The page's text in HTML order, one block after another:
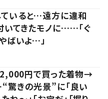
いると…遠方に違和
いてきたモノに……「ぐ
ばいよ…」
2,000円で買った着物→
驚きの光景”に「良い